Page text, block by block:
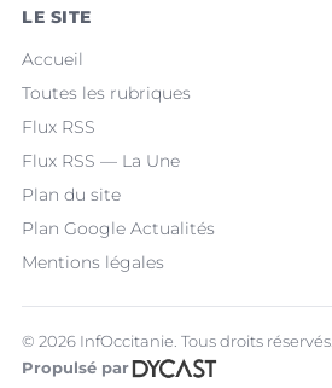
LE SITE
Accueil
Toutes les rubriques
Flux RSS
Flux RSS — La Une
Plan du site
Plan Google Actualités
Mentions légales
© 2026 InfOccitanie. Tous droits réservés.
Propulsé par